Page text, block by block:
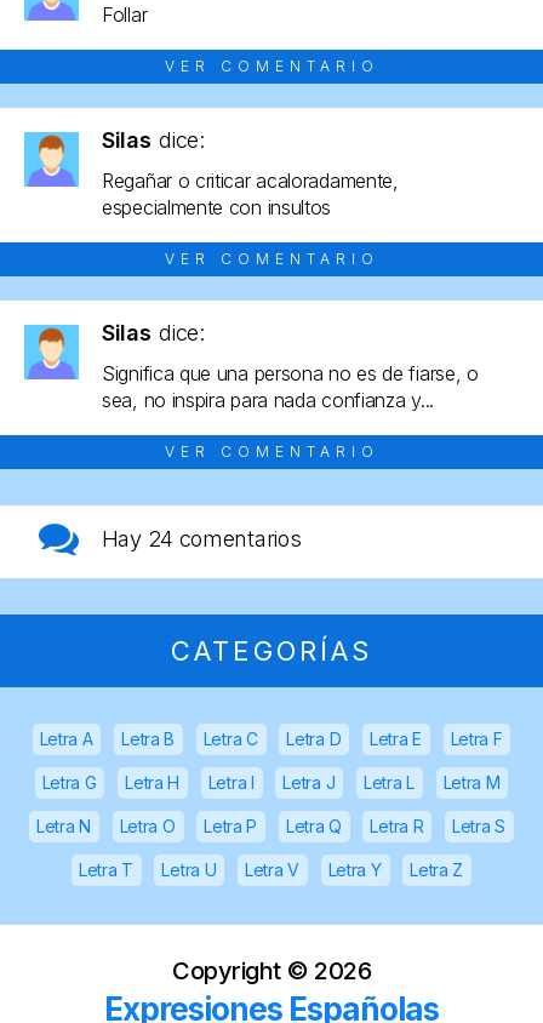
Follar
VER COMENTARIO
Silas dice:
Regañar o criticar acaloradamente,
especialmente con insultos
VER COMENTARIO
Silas dice:
Significa que una persona no es de fiarse, o
sea, no inspira para nada confianza y...
VER COMENTARIO
Hay 24 comentarios
CATEGORÍAS
Letra A Letra B Letra C Letra D Letra E Letra F
Letra G Letra H Letra I Letra J Letra L Letra M
Letra N Letra O Letra P Letra Q Letra R Letra S
Letra T Letra U Letra V Letra Y Letra Z
Copyright © 2026
Expresiones Españolas